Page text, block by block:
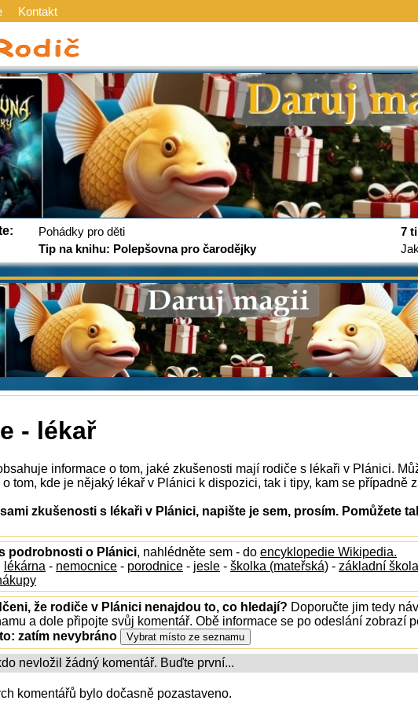
Kontakt
Pohádky pro děti
Tip na knihu: Polepšovna pro čarodějky
7
- lékař
informace o tom, jaké zkušenosti mají rodiče s lékaři v Plánici.
tom, kde je nějaký lékař v Plánici k dispozici, tak i tipy, kam se případně
zkušenosti s lékaři v Plánici, napište je sem, prosím. Pomůžete
podrobnosti o Plánici, nahlédněte sem - do encyklopedie Wikipedia.
lékárna - nemocnice - porodnice - jesle - školka (mateřská) - základní škola
že rodiče v Plánici nenajdou to, co hledají? Doporučte jim tedy
a dole připojte svůj komentář. Obě informace se po odeslání zobrazí
zatím nevybráno
nevložil žádný komentář. Buďte první...
komentářů bylo dočasně pozastaveno.